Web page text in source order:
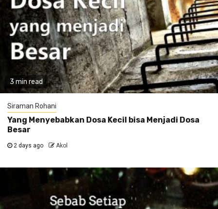
3 min read
Siraman Rohani
Yang Menyebabkan Dosa Kecil bisa Menjadi Dosa
Besar
2 days ago Akol